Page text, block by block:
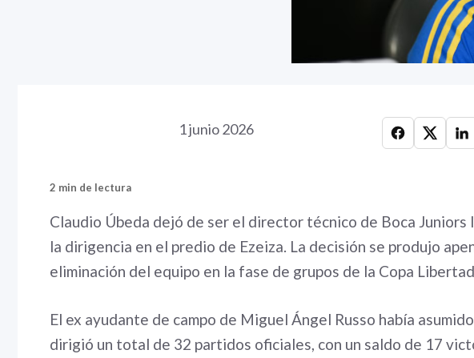
1 junio 2026
2 min de lectura
Claudio Úbeda dejó de ser el director técnico de Boca Juniors
la dirigencia en el predio de Ezeiza. La decisión se produjo
eliminación del equipo en la fase de grupos de la Copa
El ex ayudante de campo de Miguel Ángel Russo había
dirigió un total de 32 partidos oficiales, con un saldo de 17